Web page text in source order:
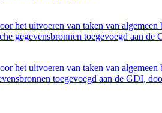
het uitvoeren van taken van
gegevensbronnen toegevoegd aan
het uitvoeren van taken van
toegevoegd aan de GDI,